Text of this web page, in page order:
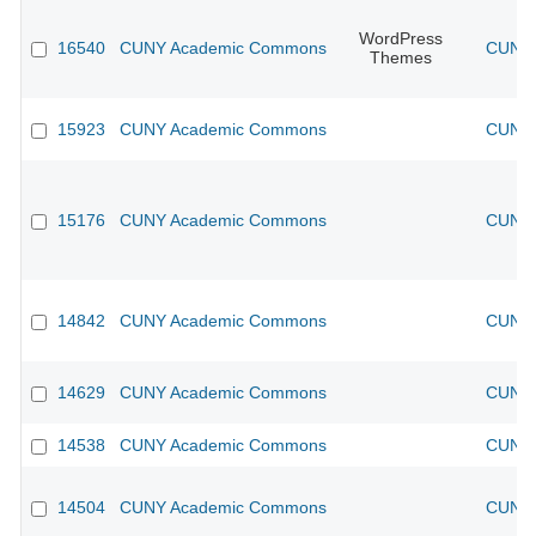
16540 CUNY Academic Commons
WordPress
Themes
15923 CUNY Academic Commons
15176 CUNY Academic Commons
14842 CUNY Academic Commons
14629 CUNY Academic Commons
14538 CUNY Academic Commons
14504 CUNY Academic Commons